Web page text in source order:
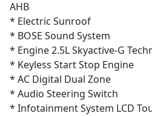
AHB
* Electric Sunroof
* BOSE Sound System
* Engine 2.5L Skyactive-G
* Keyless Start Stop Engine
* AC Digital Dual Zone
* Audio Steering Switch
* Infotainment System LCD